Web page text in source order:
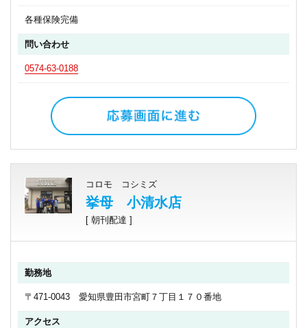
各種保険完備
問い合わせ
0574-63-0188
コロモ コシミズ
挙母 小清水店
[ 朝刊配達 ]
勤務地
〒471-0043 愛知県豊田市宮町７丁目１７０番地
アクセス